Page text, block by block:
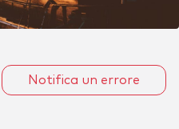
Notifica un errore